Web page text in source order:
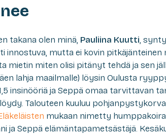
takana olen minä, Pauliina Kuutti,
innostuva, mutta ei kovin pitkäjänteinen
mietin miten olisi pitänyt tehdä ja sen
lahja maailmalle) löysin Oulusta
insinööriä ja Seppä omaa tarvittavan
Talouteen kuuluu
mukaan nimetty
ja Seppä elämäntapametsästäjä.